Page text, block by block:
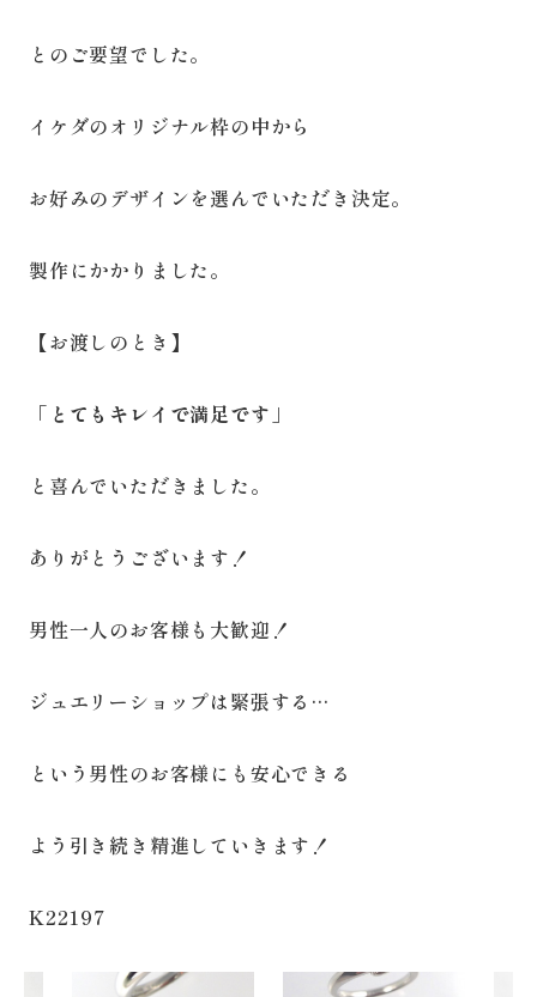
とのご要望でした。
イケダのオリジナル枠の中から
お好みのデザインを選んでいただき決定。
製作にかかりました。
【お渡しのとき】
「とてもキレイで満足です」
と喜んでいただきました。
ありがとうございます！
男性一人のお客様も大歓迎！
ジュエリーショップは緊張する…
という男性のお客様にも安心できる
よう引き続き精進していきます！
K22197